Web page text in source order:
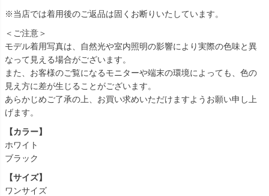
※当店では着用後のご返品は固くお断りいたしています。
＜ご注意＞
モデル着用写真は、自然光や室内照明の影響により実際の色味と異
なって見える場合がございます。
また、お客様のご覧になるモニターや端末の環境によっても、色の
見え方に差が生じることがございます。
あらかじめご了承の上、お買い求めいただけますようお願い申し上
げます。
【カラー】
ホワイト
ブラック
【サイズ】
ワンサイズ